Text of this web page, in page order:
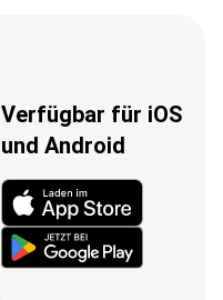
Verfügbar für iOS
und Android